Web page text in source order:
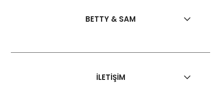
BETTY & SAM
İLETİŞİM